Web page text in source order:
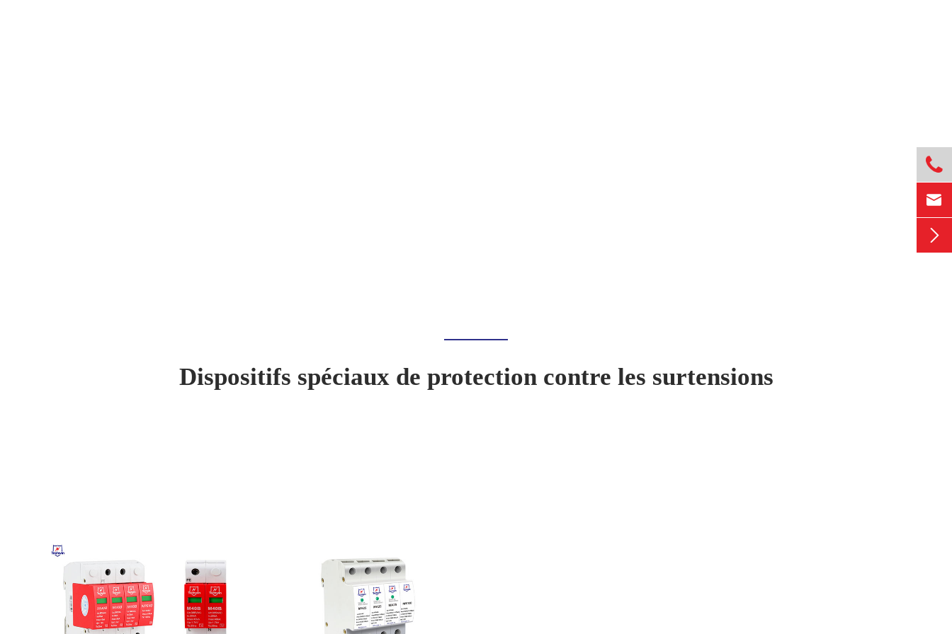
Dispositifs spéciaux de protection contre les surtensions


